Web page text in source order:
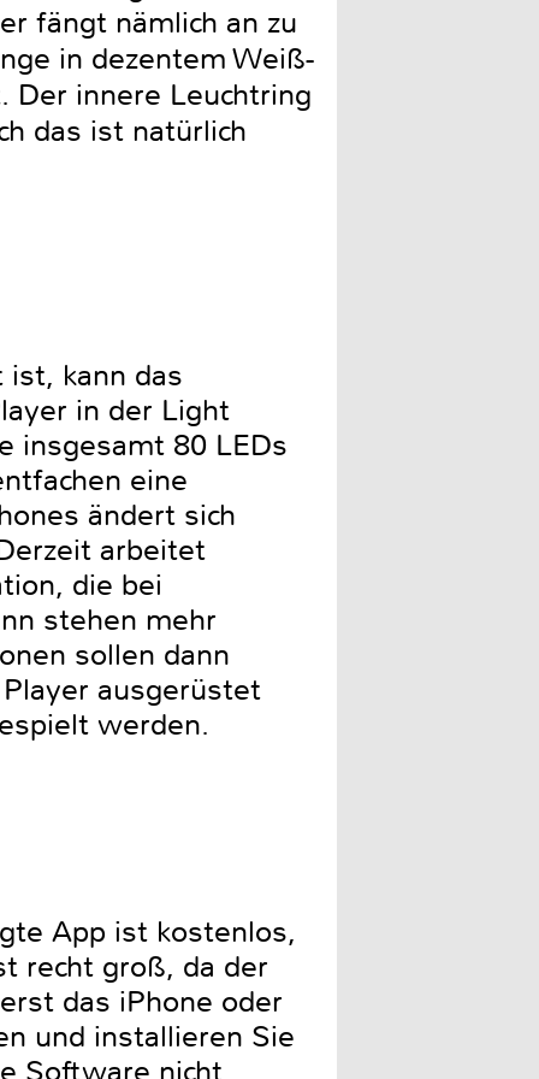
fängt nämlich an zu
in dezentem Weiß-
Der innere Leuchtring
das ist natürlich
kann das
in der Light
insgesamt 80 LEDs
eine
ändert sich
arbeitet
die bei
stehen mehr
sollen dann
ausgerüstet
werden.
App ist kostenlos,
recht groß, da der
das iPhone oder
und installieren Sie
Software nicht